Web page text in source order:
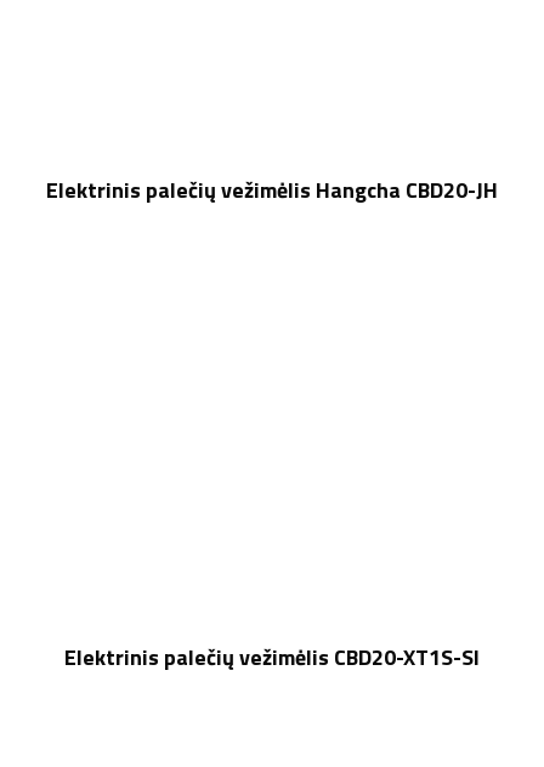
Elektrinis palečių vežimėlis Hangcha CBD20-JH
Elektrinis palečių vežimėlis CBD20-XT1S-SI